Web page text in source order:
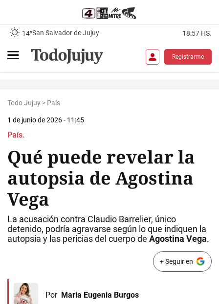
14°San Salvador de Jujuy 18:57 HS.
Registrarme
Todo Jujuy > País
1 de junio de 2026 - 11:45
País.
Qué puede revelar la
autopsia de Agostina
Vega
La acusación contra Claudio Barrelier, único
detenido, podría agravarse según lo que indiquen la
autopsia y las pericias del cuerpo de Agostina Vega.
+ Seguir en
Por Maria Eugenia Burgos